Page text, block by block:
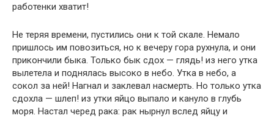
работенки хватит!
Не теряя времени, пустились они к той скале. Немало
пришлось им повозиться, но к вечеру гора рухнула, и они
прикончили быка. Только бык сдох — глядь! из него утка
вылетела и поднялась высоко в небо. Утка в небо, а
сокол за ней! Нагнал и заклевал насмерть. Но только утка
сдохла — шлеп! из утки яйцо выпало и кануло в глубь
моря. Настал черед рака: рак нырнул вслед яйцу и